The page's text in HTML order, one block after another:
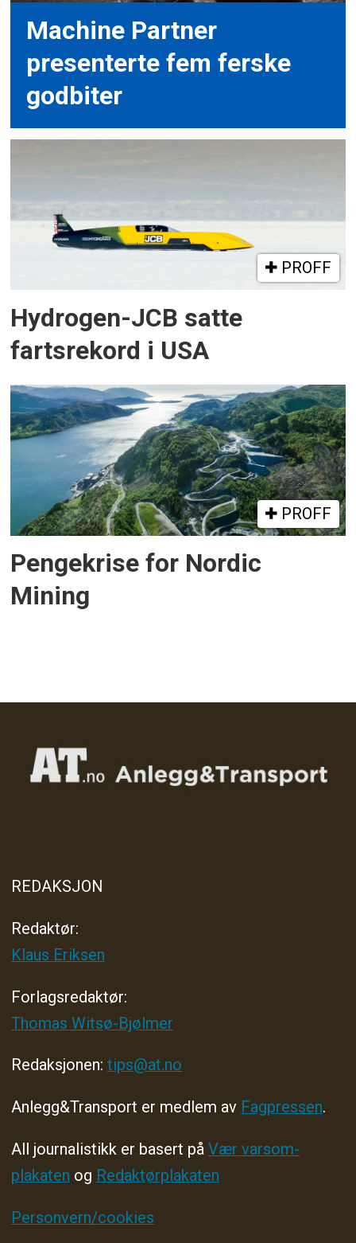
Machine Partner
presenterte fem ferske
godbiter
PROFF
Hydrogen-JCB satte
fartsrekord i USA
PROFF
Pengekrise for Nordic
Mining
REDAKSJON
Redaktør:
Klaus Eriksen
Forlagsredaktør:
Thomas Witsø-Bjølmer
Redaksjonen: tips@at.no
Anlegg&Transport er medlem av Fagpressen.
All journalistikk er basert på Vær varsom-
plakaten og Redaktørplakaten
Personvern/cookies